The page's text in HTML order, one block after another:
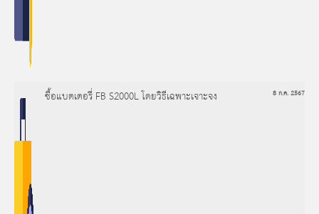
ซื้อแบตเตอรี่ FB S2000L โดยวิธีเฉพาะเจาะจง 8 ก.ค. 2567